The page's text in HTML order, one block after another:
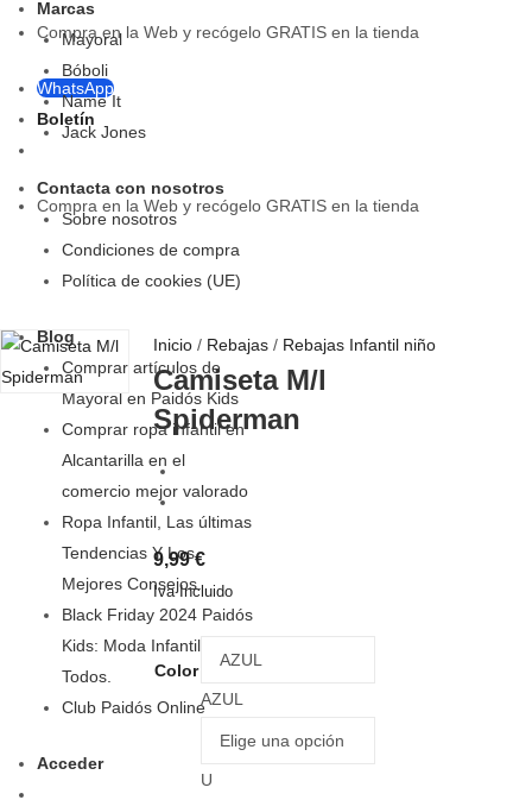
Compra en la Web y recógelo GRATIS en la tienda
WhatsApp
Boletín
Compra en la Web y recógelo GRATIS en la tienda
Marcas
Mayoral
Bóboli
Name It
Jack Jones
Contacta con nosotros
Sobre nosotros
Condiciones de compra
Política de cookies (UE)
Blog
Comprar artículos de
Mayoral en Paidós Kids
Comprar ropa infantil en
Alcantarilla en el
comercio mejor valorado
Ropa Infantil, Las últimas
Tendencias Y Los
Mejores Consejos.
Black Friday 2024 Paidós
Kids: Moda Infantil para
Todos.
Club Paidós Online
Acceder
Inicio / Rebajas / Rebajas Infantil niño
Camiseta M/l
Spiderman
9,99€
Iva Incluido
Color
AZUL
U